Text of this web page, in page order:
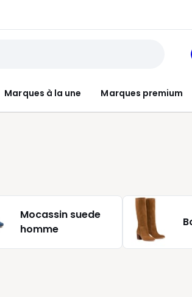
Marques à la une Marques premium
Mocassin suede
homme